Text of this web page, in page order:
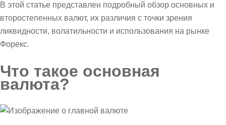
В этой статье представлен подробный обзор основных и
второстепенных валют, их различия с точки зрения
ликвидности, волатильности и использования на рынке
Форекс.
Что такое основная
валюта?